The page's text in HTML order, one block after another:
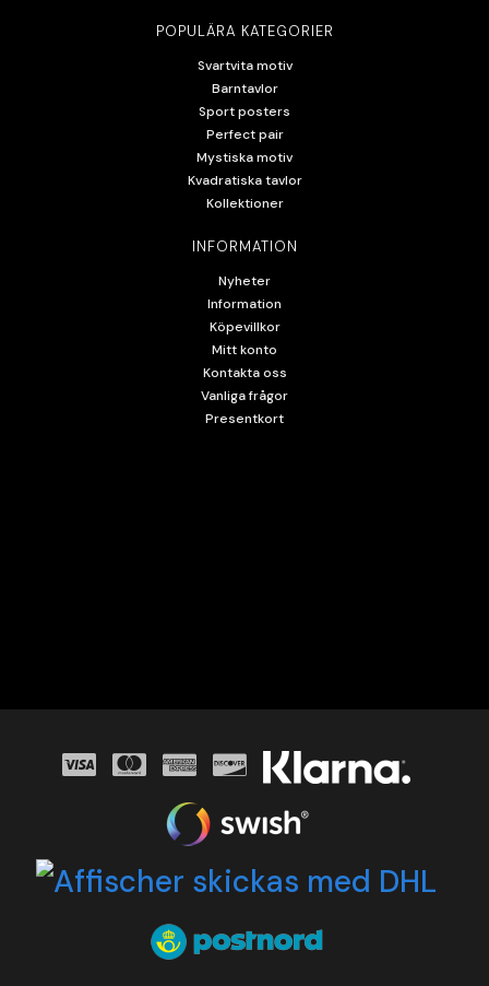
POPULÄRA KATEGORIER
Svartvita motiv
Barntavlor
Sport posters
Perfect pair
Mystiska motiv
Kvadratiska tavlor
Kollektioner
INFORMATION
Nyheter
Information
Köpevillkor
Mitt konto
Kontakta oss
Vanliga frågor
Presentkort